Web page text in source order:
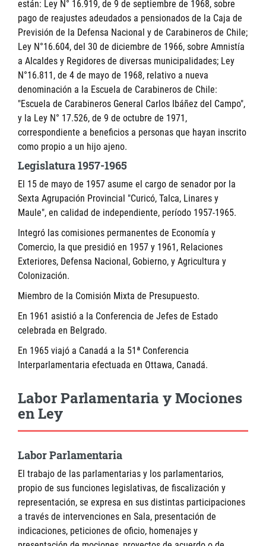
están: Ley N° 16.919, de 9 de septiembre de 1968, sobre
pago de reajustes adeudados a pensionados de la Caja de
Previsión de la Defensa Nacional y de Carabineros de Chile;
Ley N°16.604, del 30 de diciembre de 1966, sobre Amnistía
a Alcaldes y Regidores de diversas municipalidades; Ley
N°16.811, de 4 de mayo de 1968, relativo a nueva
denominación a la Escuela de Carabineros de Chile:
"Escuela de Carabineros General Carlos Ibáñez del Campo",
y la Ley N° 17.526, de 9 de octubre de 1971,
correspondiente a beneficios a personas que hayan inscrito
como propio a un hijo ajeno.
Legislatura 1957-1965
El 15 de mayo de 1957 asume el cargo de senador por la
Sexta Agrupación Provincial "Curicó, Talca, Linares y
Maule", en calidad de independiente, período 1957-1965.
Integró las comisiones permanentes de Economía y
Comercio, la que presidió en 1957 y 1961, Relaciones
Exteriores, Defensa Nacional, Gobierno, y Agricultura y
Colonización.
Miembro de la Comisión Mixta de Presupuesto.
En 1961 asistió a la Conferencia de Jefes de Estado
celebrada en Belgrado.
En 1965 viajó a Canadá a la 51ª Conferencia
Interparlamentaria efectuada en Ottawa, Canadá.
Labor Parlamentaria y Mociones
en Ley
Labor Parlamentaria
El trabajo de las parlamentarias y los parlamentarios,
propio de sus funciones legislativas, de fiscalización y
representación, se expresa en sus distintas participaciones
a través de intervenciones en Sala, presentación de
indicaciones, peticiones de oficio, homenajes y